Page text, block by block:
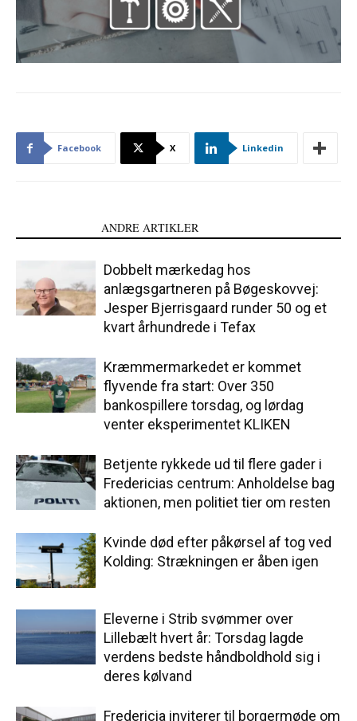
Facebook X Linkedin
ANDRE ARTIKLER
Dobbelt mærkedag hos
anlægsgartneren på Bøgeskovvej:
Jesper Bjerrisgaard runder 50 og et
kvart århundrede i Tefax
Kræmmermarkedet er kommet
flyvende fra start: Over 350
bankospillere torsdag, og lørdag
venter eksperimentet KLIKEN
Betjente rykkede ud til flere gader i
Fredericias centrum: Anholdelse bag
aktionen, men politiet tier om resten
Kvinde død efter påkørsel af tog ved
Kolding: Strækningen er åben igen
Eleverne i Strib svømmer over
Lillebælt hvert år: Torsdag lagde
verdens bedste håndboldhold sig i
deres kølvand
Fredericia inviterer til borgermøde om